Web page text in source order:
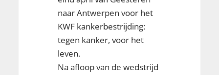
naar Antwerpen voor het
KWF kankerbestrijding:
tegen kanker, voor het
leven.
Na afloop van de wedstrijd